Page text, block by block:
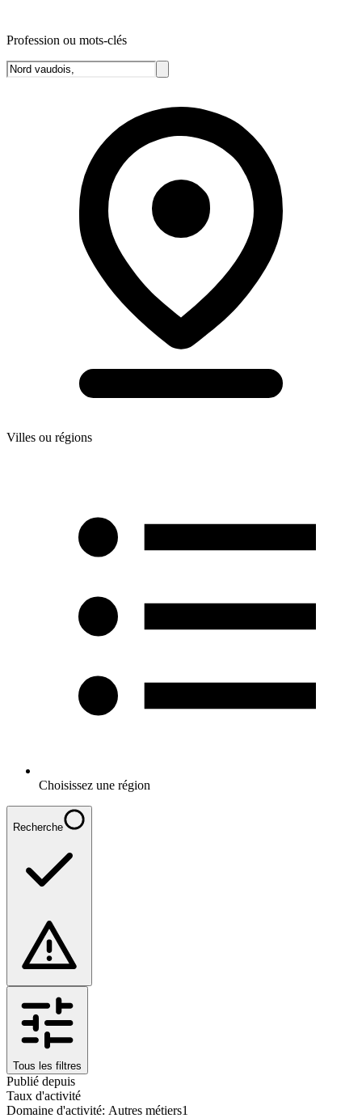
Profession ou mots-clés
Villes ou régions
Choisissez une région
Recherche
Tous les filtres
Publié depuis
Taux d'activité
Domaine d'activité: Autres métiers1